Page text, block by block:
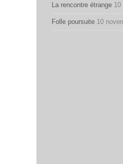
La rencontre étrange 10
Folle poursuite 10